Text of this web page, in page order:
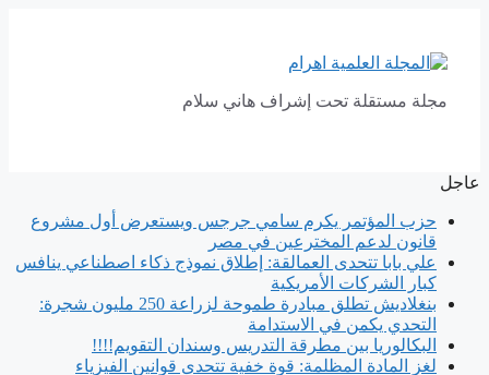
المحتوى
مجلة مستقلة تحت إشراف هاني سلام
عاجل
حزب المؤتمر يكرم سامي جرجس ويستعرض أول مشروع
قانون لدعم المخترعين في مصر
علي بابا تتحدى العمالقة: إطلاق نموذج ذكاء اصطناعي ينافس
كبار الشركات الأمريكية
بنغلاديش تطلق مبادرة طموحة لزراعة 250 مليون شجرة:
التحدي يكمن في الاستدامة
البكالوريا بين مطرقة التدريس وسندان التقويم!!!!
لغز المادة المظلمة: قوة خفية تتحدى قوانين الفيزياء